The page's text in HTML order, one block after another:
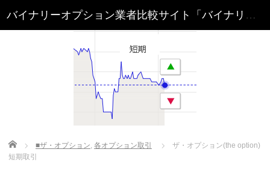
Home ■ザ・オプション, 各オプション取引
ザ・オプション(the option)
短期取引